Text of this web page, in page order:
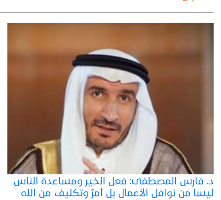
د. فارس المصطفى: فعل الخير ومساعدة الناس
ليسا من نوافل الأعمال بل أمرٌ وتكليف من الله